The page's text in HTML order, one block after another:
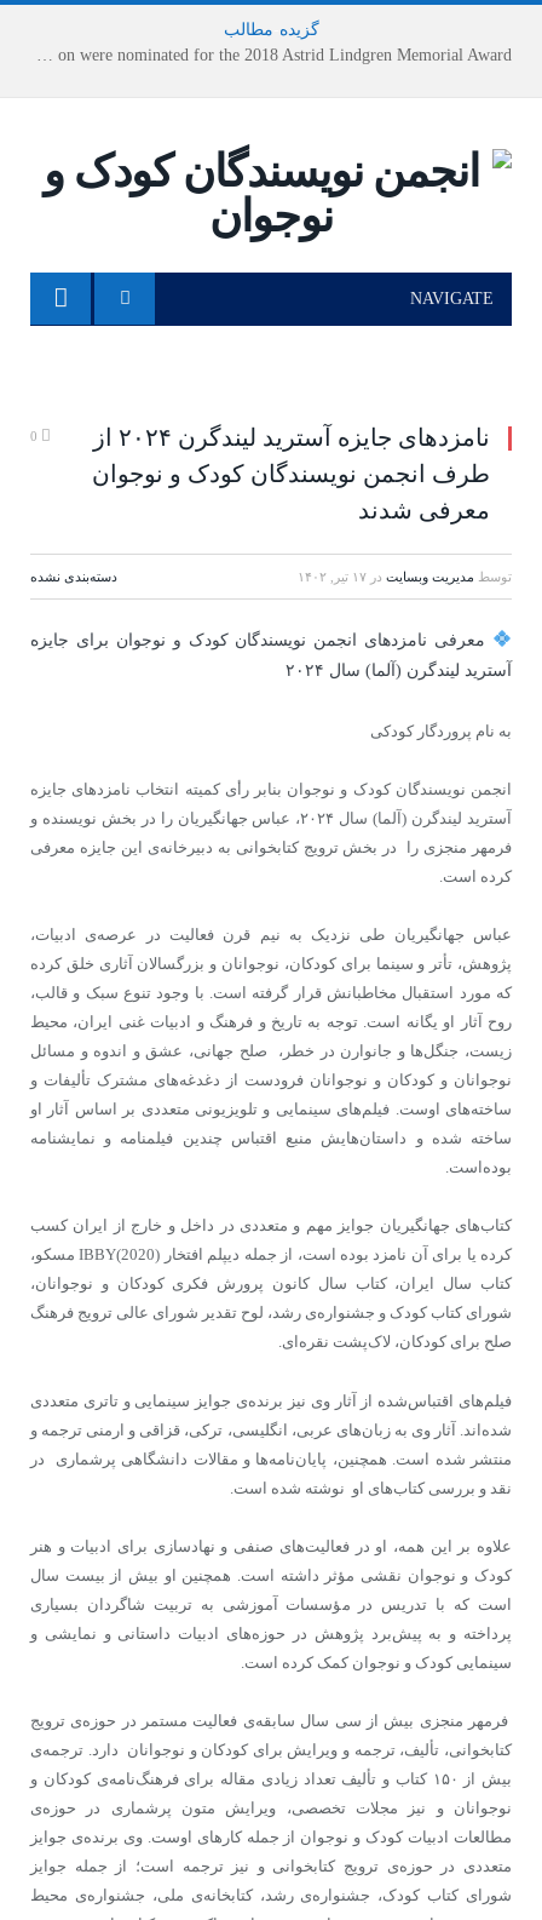
گزیده مطالب
NAVIGATE
نامزدهای جایزه آسترید لیندگرن ۲۰۲۴ از
طرف انجمن نویسندگان کودک و نوجوان
معرفی شدند
توسط مدیریت وبسایت در ۱۷ تیر, ۱۴۰۲ دسته‌بندی نشده
معرفی نامزدهای انجمن نویسندگان کودک و نوجوان برای جایزه
آسترید لیندگرن (آلما) سال ٢٠٢۴
به نام پروردگار کودکی
انجمن نویسندگان کودک و نوجوان بنابر رأی کمیته‌ انتخاب نامزدهای جایزه
آسترید لیندگرن (آلما) سال ٢٠٢۴، عباس جهانگیریان را در بخش نویسنده و
فرمهر منجزی را در بخش ترویج کتابخوانی به دبیرخانه‌ی این جایزه معرفی
کرده است.
عباس جهانگیریان طی نزدیک به نیم قرن فعالیت در عرصه‌ی ادبیات،
پژوهش، تأتر و سینما برای کودکان، نوجوانان و بزرگسالان آثاری خلق کرده
که مورد استقبال مخاطبانش قرار گرفته است. با وجود تنوع سبک و قالب،
روح آثار او یگانه است. توجه به تاریخ و فرهنگ و ادبیات غنی ایران، محیط
زیست، جنگل‌ها و جانوارن در خطر، صلح جهانی، عشق و اندوه و مسائل
نوجوانان و کودکان و نوجوانان فرودست از دغدغه‌های مشترک تألیفات و
ساخته‌های اوست. فیلم‌های سینمایی و تلویزیونی متعددی بر اساس آثار او
ساخته شده‌ و داستان‌هایش منبع اقتباس چندین فیلمنامه‌ و نمایشنامه‌
بوده‌است.
کتاب‌های جهانگیریان جوایز مهم و متعددی در داخل و خارج از ایران کسب
کرده یا برای آن نامزد بوده است، از جمله دیپلم افتخار IBBY(2020) مسکو،
کتاب سال ایران، کتاب سال کانون پرورش فکری کودکان و نوجوانان،
شورای کتاب کودک و جشنواره‌ی رشد، لوح تقدیر شورای عالی ترویج فرهنگ
صلح برای کودکان، لاک‌پشت نقره‌ای.
فیلم‌های اقتباس‌شده از آثار وی نیز برنده‌ی جوایز سینمایی و تاتری متعددی
شده‌اند. آثار وی به زبان‌های عربی، انگلیسی، ترکی، قزاقی و ارمنی ترجمه و
منتشر شده است. همچنین، پایان‌نامه‌ها و مقالات دانشگاهی پرشماری در
نقد و بررسی کتاب‌های او نوشته‌ شده‌ است.
علاوه بر این‌ همه، او در فعالیت‌های صنفی و نهادسازی برای ادبیات و هنر
کودک و نوجوان نقشی مؤثر داشته است. همچنین او بیش از بیست سال
است که با تدریس در مؤسسات آموزشی به تربیت شاگردان بسیاری
پرداخته و به پیش‌برد پژوهش در حوزه‌های ادبیات داستانی و نمایشی و
سینمایی کودک و نوجوان کمک کرده است.
فرمهر منجزی بیش از سی سال سابقه‌ی فعالیت مستمر در حوزه‌ی ترویج
کتابخوانی، تألیف، ترجمه و ویرایش برای کودکان و نوجوانان دارد. ترجمه‌ی
بیش از ١۵٠ کتاب و تألیف تعداد زیادی مقاله برای فرهنگ‌نامه‌ی کودکان و
نوجوانان و نیز مجلات تخصصی، ویرایش متون پرشماری در حوزه‌ی
مطالعات ادبیات کودک و نوجوان از جمله‌ کارهای اوست. وی برنده‌ی جوایز
متعددی در حوزه‌ی ترویج کتابخوانی و نیز ترجمه است؛ از جمله جوایز
شورای کتاب کودک، جشنواره‌ی رشد، کتابخانه‌ی ملی، جشنواره‌ی محیط